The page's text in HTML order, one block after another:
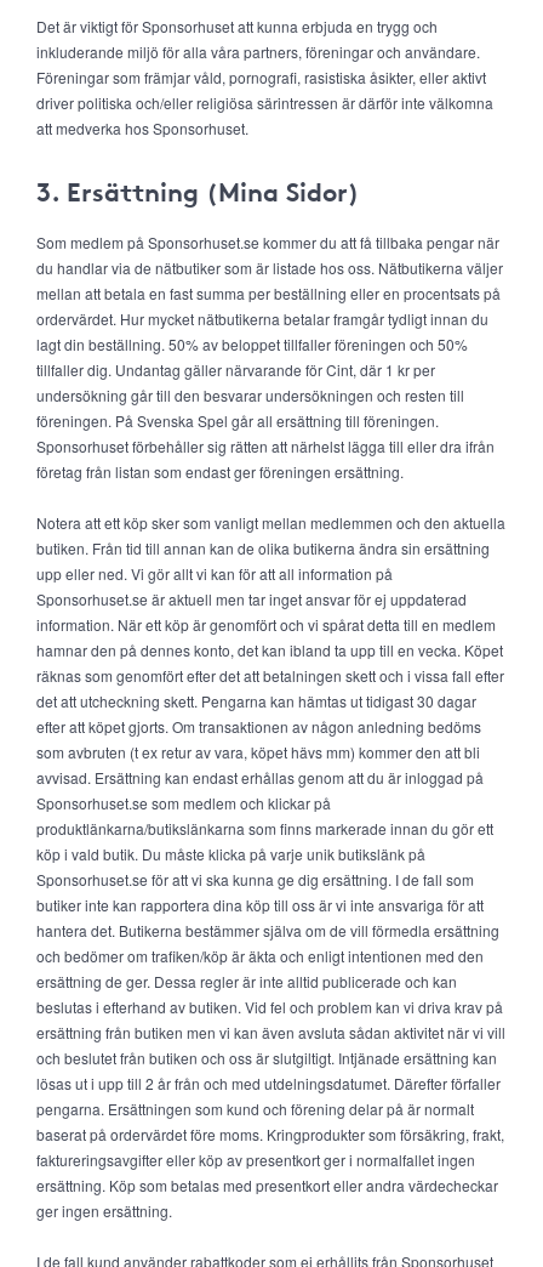
Det är viktigt för Sponsorhuset att kunna erbjuda en trygg och
inkluderande miljö för alla våra partners, föreningar och användare.
Föreningar som främjar våld, pornografi, rasistiska åsikter, eller aktivt
driver politiska och/eller religiösa särintressen är därför inte välkomna
att medverka hos Sponsorhuset.
3. Ersättning (Mina Sidor)
Som medlem på Sponsorhuset.se kommer du att få tillbaka pengar när
du handlar via de nätbutiker som är listade hos oss. Nätbutikerna väljer
mellan att betala en fast summa per beställning eller en procentsats på
ordervärdet. Hur mycket nätbutikerna betalar framgår tydligt innan du
lagt din beställning. 50% av beloppet tillfaller föreningen och 50%
tillfaller dig. Undantag gäller närvarande för Cint, där 1 kr per
undersökning går till den besvarar undersökningen och resten till
föreningen. På Svenska Spel går all ersättning till föreningen.
Sponsorhuset förbehåller sig rätten att närhelst lägga till eller dra ifrån
företag från listan som endast ger föreningen ersättning.
Notera att ett köp sker som vanligt mellan medlemmen och den aktuella
butiken. Från tid till annan kan de olika butikerna ändra sin ersättning
upp eller ned. Vi gör allt vi kan för att all information på
Sponsorhuset.se är aktuell men tar inget ansvar för ej uppdaterad
information. När ett köp är genomfört och vi spårat detta till en medlem
hamnar den på dennes konto, det kan ibland ta upp till en vecka. Köpet
räknas som genomfört efter det att betalningen skett och i vissa fall efter
det att utcheckning skett. Pengarna kan hämtas ut tidigast 30 dagar
efter att köpet gjorts. Om transaktionen av någon anledning bedöms
som avbruten (t ex retur av vara, köpet hävs mm) kommer den att bli
avvisad. Ersättning kan endast erhållas genom att du är inloggad på
Sponsorhuset.se som medlem och klickar på
produktlänkarna/butikslänkarna som finns markerade innan du gör ett
köp i vald butik. Du måste klicka på varje unik butikslänk på
Sponsorhuset.se för att vi ska kunna ge dig ersättning. I de fall som
butiker inte kan rapportera dina köp till oss är vi inte ansvariga för att
hantera det. Butikerna bestämmer själva om de vill förmedla ersättning
och bedömer om trafiken/köp är äkta och enligt intentionen med den
ersättning de ger. Dessa regler är inte alltid publicerade och kan
beslutas i efterhand av butiken. Vid fel och problem kan vi driva krav på
ersättning från butiken men vi kan även avsluta sådan aktivitet när vi vill
och beslutet från butiken och oss är slutgiltigt. Intjänade ersättning kan
lösas ut i upp till 2 år från och med utdelningsdatumet. Därefter förfaller
pengarna. Ersättningen som kund och förening delar på är normalt
baserat på ordervärdet före moms. Kringprodukter som försäkring, frakt,
faktureringsavgifter eller köp av presentkort ger i normalfallet ingen
ersättning. Köp som betalas med presentkort eller andra värdecheckar
ger ingen ersättning.
I de fall kund använder rabattkoder som ej erhållits från Sponsorhuset